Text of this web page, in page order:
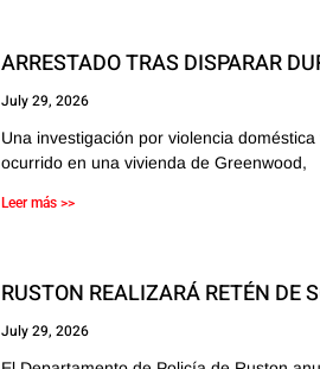
ARRESTADO TRAS DISPARAR
July 29, 2026
Una investigación por violencia
ocurrido en una vivienda de Greenwood,
Leer más >>
RUSTON REALIZARÁ RETÉN DE
July 29, 2026